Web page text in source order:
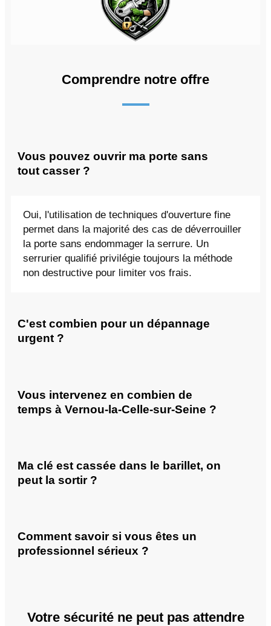
Comprendre notre offre
Vous pouvez ouvrir ma porte sans
tout casser ?
Oui, l'utilisation de techniques d'ouverture fine
permet dans la majorité des cas de déverrouiller
la porte sans endommager la serrure. Un
serrurier qualifié privilégie toujours la méthode
non destructive pour limiter vos frais.
C'est combien pour un dépannage
urgent ?
Vous intervenez en combien de
temps à Vernou-la-Celle-sur-Seine ?
Ma clé est cassée dans le barillet, on
peut la sortir ?
Comment savoir si vous êtes un
professionnel sérieux ?
Votre sécurité ne peut pas attendre